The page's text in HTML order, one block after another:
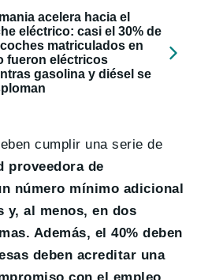
acelera hacia el
eléctrico: casi el 30% de
coches matriculados en
fueron eléctricos
gasolina y diésel se
cumplir una serie de
proveedora de
número mínimo adicional
y, al menos, en dos
Además, el 40% deben
deben acreditar una